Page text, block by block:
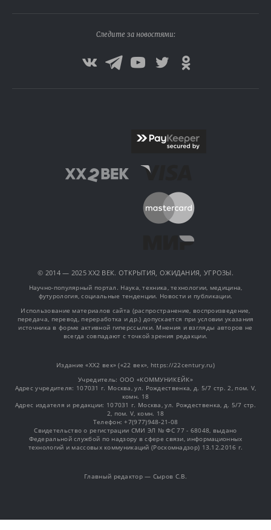
Следите за новостями:
© 2014 — 2025 XX2 ВЕК. ОТКРЫТИЯ, ОЖИДАНИЯ, УГРОЗЫ.
Научно-популярный портал. Наука, техника, технологии, медицина,
футурология, социальные тенденции. Новости и публикации.
Использование материалов сайта (распространение, воспроизведение,
передача, перевод, переработка и др.) допускается при условии указания
источника в форме активной гиперссылки. Мнения и взгляды авторов не
всегда совпадают с точкой зрения редакции.
Издание «XX2 век» («22 век», https://22century.ru)
Учредитель: OOO «КОММУНИКЕЙК»
Адрес учредителя: 107031 г. Москва, ул. Рождественка, д. 5/7 стр. 2, пом. V,
комн. 18
Адрес издателя и редакции: 107031 г. Москва, ул. Рождественка, д. 5/7 стр.
2, пом. V, комн. 18
Телефон: +7(977)948-21-08
Свидетельство о регистрации СМИ ЭЛ № ФС 77 - 68048, выдано
Федеральной службой по надзору в сфере связи, информационных
технологий и массовых коммуникаций (Роскомнадзор) 13.12.2016 г.
Главный редактор — Сыров С.В.